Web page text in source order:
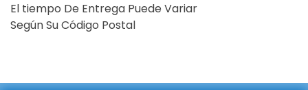
El tiempo De Entrega Puede Variar
Según Su Código Postal